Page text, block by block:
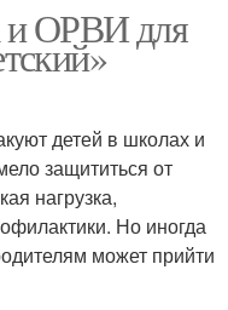
и ОРВИ для
детей в школах и
защититься от
нагрузка,
Но иногда
может прийти